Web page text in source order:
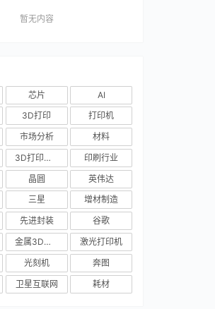
暂无内容
芯片
AI
3D打印
打印机
市场分析
材料
3D打印技术
印刷行业
晶圆
英伟达
三星
增材制造
先进封装
谷歌
金属3D打印
激光打印机
光刻机
奔图
卫星互联网 耗材